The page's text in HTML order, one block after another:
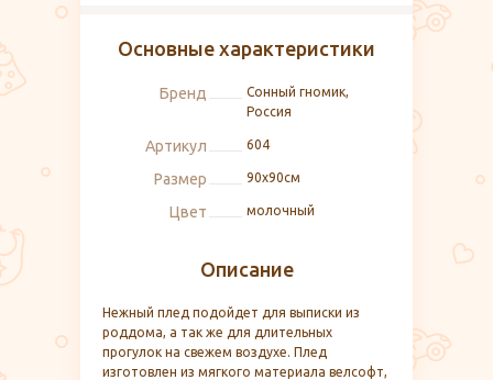
Описание
Нежный плед подойдет для выписки из
роддома, а так же для длительных
прогулок на свежем воздухе. Плед
изготовлен из мягкого материала велсофт,
Основные характеристики
Бренд
Сонный гномик,
Россия
Артикул 604
Размер 90х90см
Цвет молочный